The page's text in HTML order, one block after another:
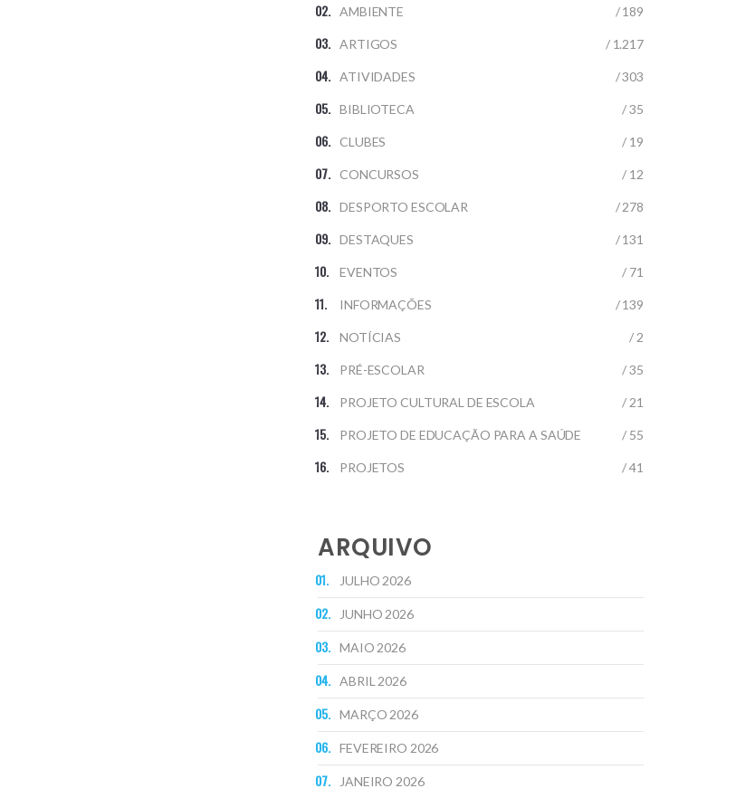
AMBIENTE / 189
ARTIGOS / 1.217
ATIVIDADES / 303
BIBLIOTECA / 35
CLUBES / 19
CONCURSOS / 12
DESPORTO ESCOLAR / 278
DESTAQUES / 131
EVENTOS / 71
INFORMAÇÕES / 139
NOTÍCIAS / 2
PRÉ-ESCOLAR / 35
PROJETO CULTURAL DE ESCOLA / 21
PROJETO DE EDUCAÇÃO PARA A SAÚDE / 55
PROJETOS / 41
ARQUIVO
JULHO 2026
JUNHO 2026
MAIO 2026
ABRIL 2026
MARÇO 2026
FEVEREIRO 2026
JANEIRO 2026